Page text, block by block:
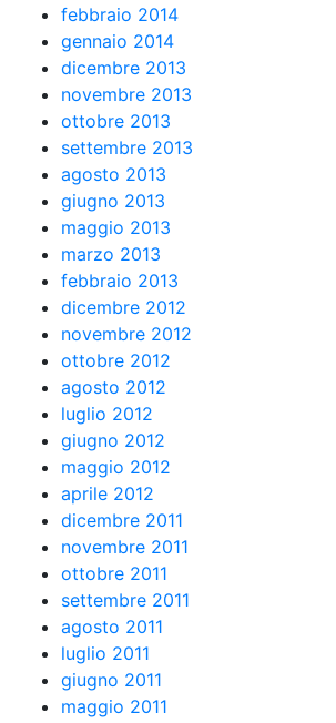
febbraio 2014
gennaio 2014
dicembre 2013
novembre 2013
ottobre 2013
settembre 2013
agosto 2013
giugno 2013
maggio 2013
marzo 2013
febbraio 2013
dicembre 2012
novembre 2012
ottobre 2012
agosto 2012
luglio 2012
giugno 2012
maggio 2012
aprile 2012
dicembre 2011
novembre 2011
ottobre 2011
settembre 2011
agosto 2011
luglio 2011
giugno 2011
maggio 2011